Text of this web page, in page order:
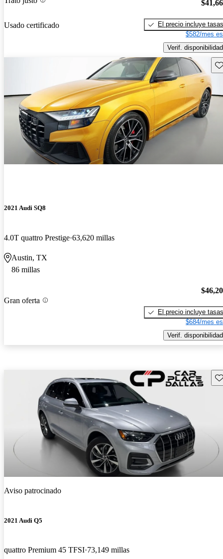
Usado certificado
El precio incluye tasas
$582/mes
Verif. disponibilidad
2021 Audi SQ8
4.0T quattro Prestige 63,620 millas
Austin, TX
86 millas
Gran oferta
El precio incluye tasas
$684/mes
Verif. disponibilidad
Aviso patrocinado
2021 Audi Q5
quattro Premium 45 TFSI 73,149 millas